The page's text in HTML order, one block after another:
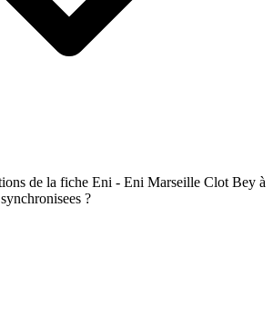
de la fiche Eni - Eni Marseille Clot Bey à
?